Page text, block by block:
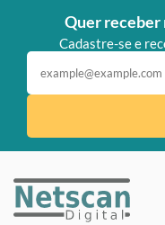
Quer receber
Cadastre-se e